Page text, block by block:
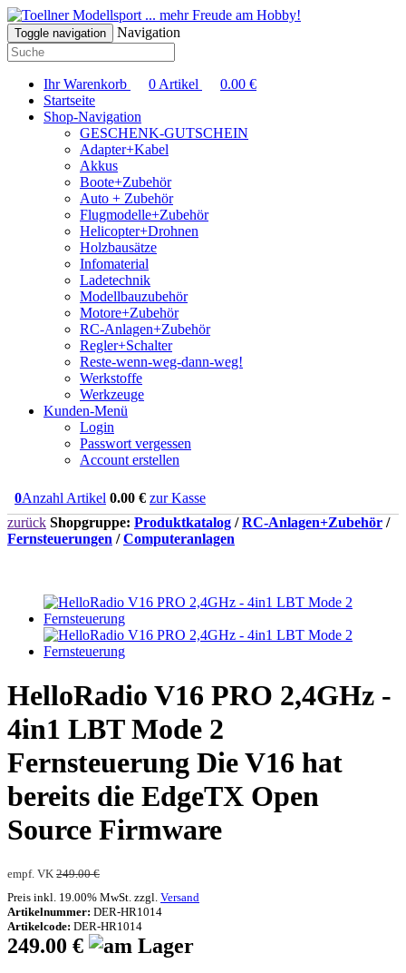
... mehr Freude am Hobby!
Toggle navigation Navigation
Ihr Warenkorb 0 Artikel 0.00 €
Startseite
Shop-Navigation
GESCHENK-GUTSCHEIN
Adapter+Kabel
Akkus
Boote+Zubehör
Auto + Zubehör
Flugmodelle+Zubehör
Helicopter+Drohnen
Holzbausätze
Infomaterial
Ladetechnik
Modellbauzubehör
Motore+Zubehör
RC-Anlagen+Zubehör
Regler+Schalter
Reste-wenn-weg-dann-weg!
Werkstoffe
Werkzeuge
Kunden-Menü
Login
Passwort vergessen
Account erstellen
0Anzahl Artikel 0.00 € zur Kasse
zurück Shopgruppe: Produktkatalog /RC-Anlagen+Zubehör /
Fernsteuerungen /Computeranlagen
HelloRadio V16 PRO 2,4GHz -
4in1 LBT Mode 2
Fernsteuerung Die V16 hat
bereits die EdgeTX Open
Source Firmware
empf. VK 249.00 €
Preis inkl. 19.00% MwSt. zzgl. Versand
Artikelnummer: DER-HR1014
Artikelcode: DER-HR1014
249.00 €